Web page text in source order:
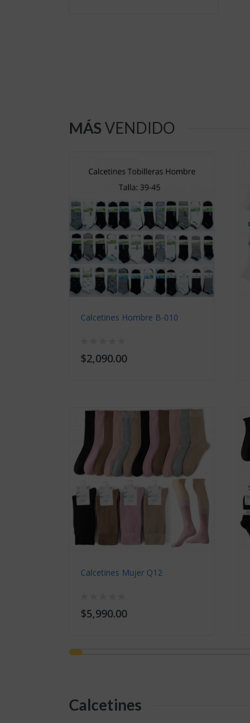
MÁSVENDIDO
Calcetines Hombre B-010
$2,090.00
Calcetines Mujer Q12
$5,990.00
Calcetines